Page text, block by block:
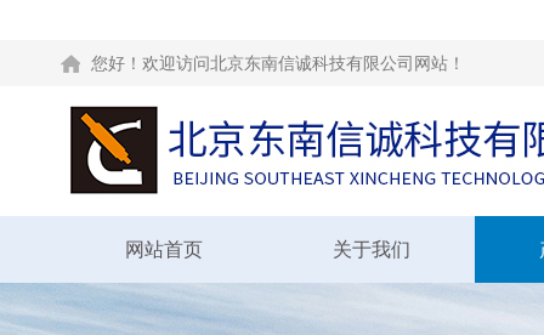
您好！欢迎访问北京东南信诚科技有限公司网站！
网站首页 关于我们